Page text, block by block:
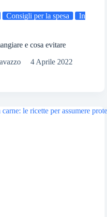
Consigli per la spesa
In
e cosa evitare
4 Aprile 2022